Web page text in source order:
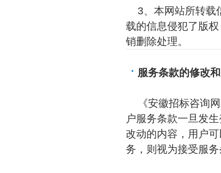
3、本网站所转载
载的信息侵犯了版
销删除处理。
服务条款的修改
《安徽招标咨询
户服务条款一旦发
改动的内容，用户
务，则视为接受服